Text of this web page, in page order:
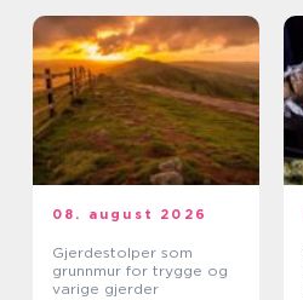
08. august 2026
Gjerdestolper som
grunnmur for trygge og
varige gjerder